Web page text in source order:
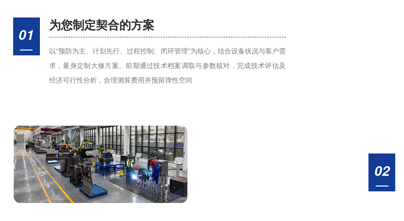
01
为您制定契合的方案
以“预防为主、计划先行、过程控制、闭环管理”为核心，结合设备状况与客户需
求，量身定制大修方案。前期通过技术档案调取与参数核对，完成技术评估及
经济可行性分析，合理测算费用并预留弹性空间
02